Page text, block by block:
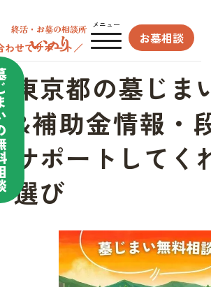
メニュー
お墓相談
わせてサポート／
東京都の墓じま
&補助金情報・
サポートしてく
選び